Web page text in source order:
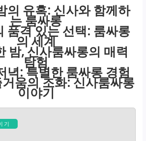
의 유혹: 신사와 함께하
는 룸싸롱
품격 있는 선택: 룸싸롱
의 세계
밤, 신사룸싸롱의 매력
탐험
녁: 특별한 룸싸롱 경험
움의 조화: 신사룸싸롱
이야기
기